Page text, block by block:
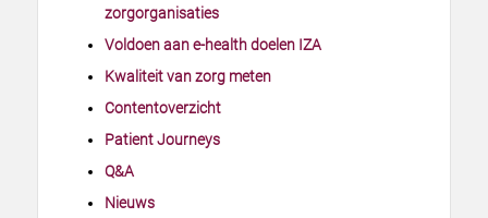
zorgorganisaties
Voldoen aan e-health doelen IZA
Kwaliteit van zorg meten
Contentoverzicht
Patient Journeys
Q&A
Nieuws